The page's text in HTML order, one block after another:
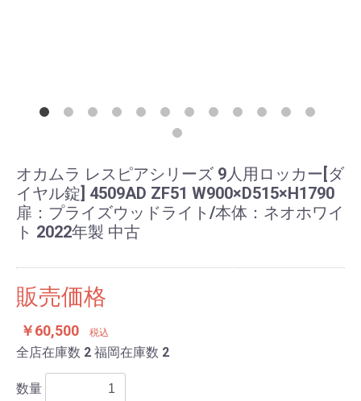
オカムラ レスピアシリーズ 9人用ロッカー[ダ
イヤル錠] 4509AD ZF51 W900×D515×H1790
扉：プライズウッドライト/本体：ネオホワイ
ト 2022年製 中古
販売価格
￥60,500 税込
全店在庫数 2 福岡在庫数 2
数量